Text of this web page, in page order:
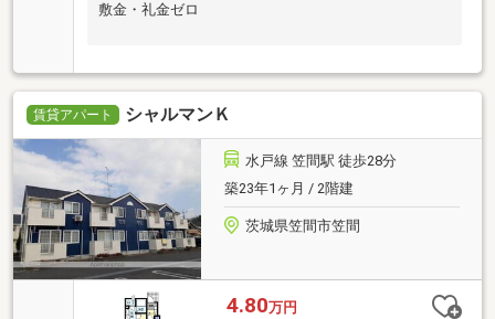
敷金・礼金ゼロ
賃貸アパート シャルマンＫ
水戸線 笠間駅 徒歩28分
築23年1ヶ月 / 2階建
茨城県笠間市笠間
4.80万円